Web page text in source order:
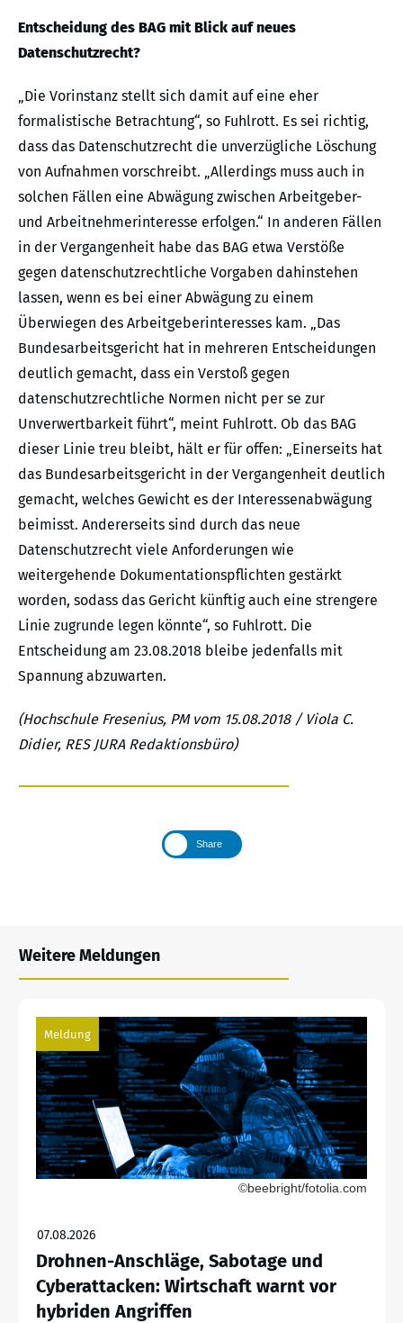
Entscheidung des BAG mit Blick auf neues
Datenschutzrecht?
„Die Vorinstanz stellt sich damit auf eine eher
formalistische Betrachtung“, so Fuhlrott. Es sei richtig,
dass das Datenschutzrecht die unverzügliche Löschung
von Aufnahmen vorschreibt. „Allerdings muss auch in
solchen Fällen eine Abwägung zwischen Arbeitgeber-
und Arbeitnehmerinteresse erfolgen.“ In anderen Fällen
in der Vergangenheit habe das BAG etwa Verstöße
gegen datenschutzrechtliche Vorgaben dahinstehen
lassen, wenn es bei einer Abwägung zu einem
Überwiegen des Arbeitgeberinteresses kam. „Das
Bundesarbeitsgericht hat in mehreren Entscheidungen
deutlich gemacht, dass ein Verstoß gegen
datenschutzrechtliche Normen nicht per se zur
Unverwertbarkeit führt“, meint Fuhlrott. Ob das BAG
dieser Linie treu bleibt, hält er für offen: „Einerseits hat
das Bundesarbeitsgericht in der Vergangenheit deutlich
gemacht, welches Gewicht es der Interessenabwägung
beimisst. Andererseits sind durch das neue
Datenschutzrecht viele Anforderungen wie
weitergehende Dokumentationspflichten gestärkt
worden, sodass das Gericht künftig auch eine strengere
Linie zugrunde legen könnte“, so Fuhlrott. Die
Entscheidung am 23.08.2018 bleibe jedenfalls mit
Spannung abzuwarten.
(Hochschule Fresenius, PM vom 15.08.2018 / Viola C.
Didier, RES JURA Redaktionsbüro)
Share
Weitere Meldungen
Meldung
©beebright/fotolia.com
07.08.2026
Drohnen-Anschläge, Sabotage und
Cyberattacken: Wirtschaft warnt vor
hybriden Angriffen